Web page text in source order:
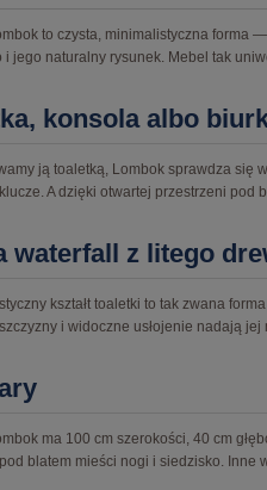
to czysta, minimalistyczna forma
jego naturalny rysunek. Mebel tak
konsola albo
ją toaletką, Lombok sprawdza się
A dzięki otwartej przestrzeni
waterfall z litego
kształt toaletki to tak zwana
i widoczne usłojenie nadają
ma 100 cm szerokości, 40 cm
blatem mieści nogi i siedzisko. Inne